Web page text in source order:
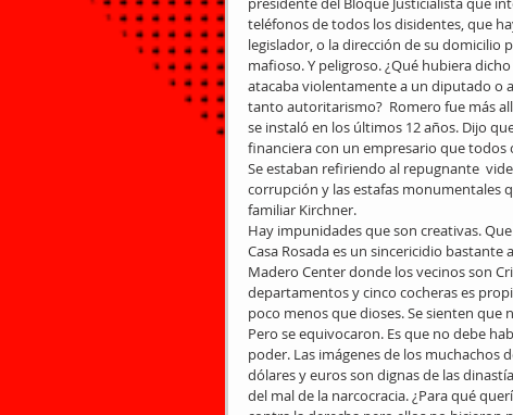
teléfonos de todos los disidentes, que
legislador, o la dirección de su domicilio
mafioso. Y peligroso. ¿Qué hubiera
atacaba violentamente a un diputado o
tanto autoritarismo?  Romero fue más
se instaló en los últimos 12 años. Dijo
financiera con un empresario que
Se estaban refiriendo al repugnante
corrupción y las estafas monumentales
familiar Kirchner.
Hay impunidades que son creativas.
Casa Rosada es un sincericidio
Madero Center donde los vecinos son
departamentos y cinco cocheras es
poco menos que dioses. Se sienten que
Pero se equivocaron. Es que no debe
poder. Las imágenes de los muchachos
dólares y euros son dignas de las
del mal de la narcocracia. ¿Para qué